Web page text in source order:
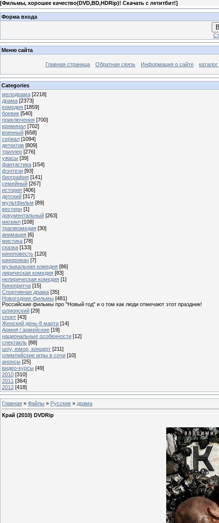
[Фильмы, хорошее качество(DVD,BD,HDRip)! Скачать с летитбит!]
Форма входа
Меню сайта
Главная страница Обратная связь Информация о сайте
Categories
мелодрама [2218]
драма [2373]
комедия [1859]
боевик [540]
приключения [700]
криминал [702]
военный [658]
сериал [1094]
детектив [809]
триллер [276]
ужасы [39]
фантастика [154]
фэнтези [93]
биография [141]
семейный [267]
история [406]
детский [317]
мультфильм [89]
вестерн [1]
документальный [263]
мюзикл [108]
трагикомедия [30]
анимация [6]
мистика [78]
сказка [133]
киноповесть [120]
кинороман [7]
музыкальная комедия [86]
лирическая комедия [83]
нелирическая комедия [1]
Кинопритча [15]
Спортивная драма [35]
Новогодние фильмы [481]
Российские фильмы про "Новый год" и о том как люди отмечают этот праздник!
шпионский [29]
спорт [43]
Женский день-8 марта [14]
Армия / армейские [19]
национальные особенности [12]
спектакль [88]
шоу, юмор, концерт [211]
олимпийские игры в сочи [10]
анонсы [25]
видео-курсы [49]
2010 [310]
2011 [364]
2012 [418]
Главная » Файлы » Русские » драма
Край (2010) DVDRip